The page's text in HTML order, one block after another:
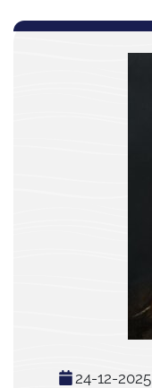
24-12-2025